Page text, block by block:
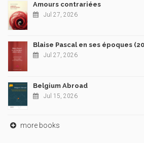
Amours contrariées
Jul 27, 2026
Blaise Pascal en ses époques
Jul 27, 2026
Belgium Abroad
Jul 15, 2026
more books